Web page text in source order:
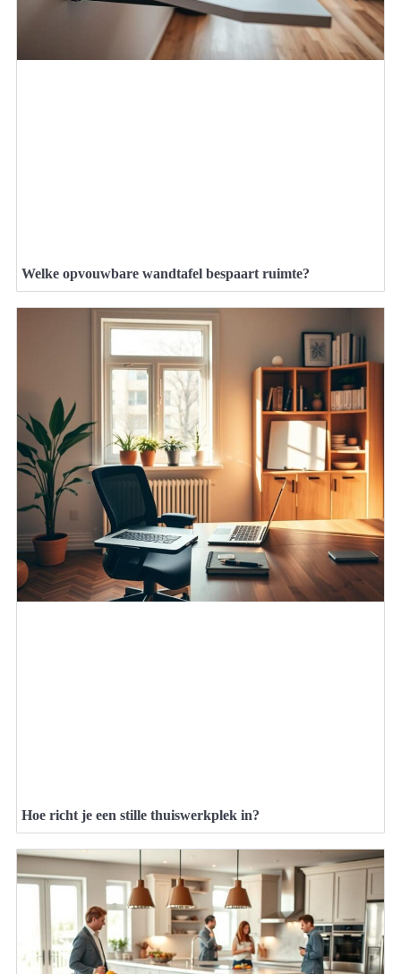
Welke opvouwbare wandtafel bespaart ruimte?
Hoe richt je een stille thuiswerkplek in?